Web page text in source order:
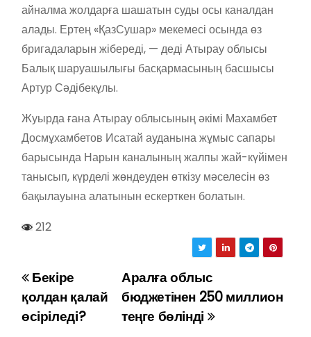
айналма жолдарға шашатын суды осы каналдан
алады. Ертең «ҚазСушар» мекемесі осында өз
бригадаларын жібереді, — деді Атырау облысы
Балық шаруашылығы басқармасының басшысы
Артур Сәдібекұлы.
Жуырда ғана Атырау облысының әкімі Махамбет
Досмұхамбетов Исатай ауданына жұмыс сапары
барысында Нарын каналының жалпы жай-күйімен
танысып, күрделі жөндеуден өткізу мәселесін өз
бақылауына алатынын ескерткен болатын.
212
Н
а
Аралға облыс
бюджетінен 250 миллион
теңге бөлінді
Бекіре
қолдан қалай
өсіріледі?